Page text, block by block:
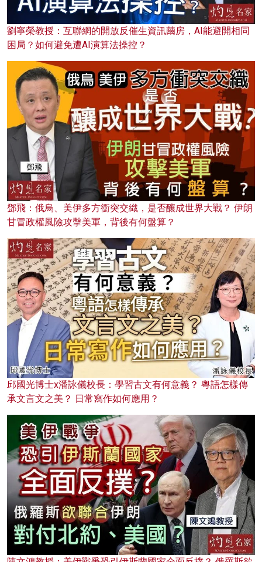
劉寧榮教授：互聯網的開放反催生資訊繭房，AI能避開相同
困局？如何避免遭AI演算法操控？
鄧飛：俄烏、美伊多方衝突交織，是否釀成世界大戰？ 伊朗
甘冒政權風險攻擊美軍，背後有何盤算？
邱國光博士x潘詠儀校長：學習古文有何意義？ 粵語怎樣傳
承文言文之美？ 日常寫作如何應用？